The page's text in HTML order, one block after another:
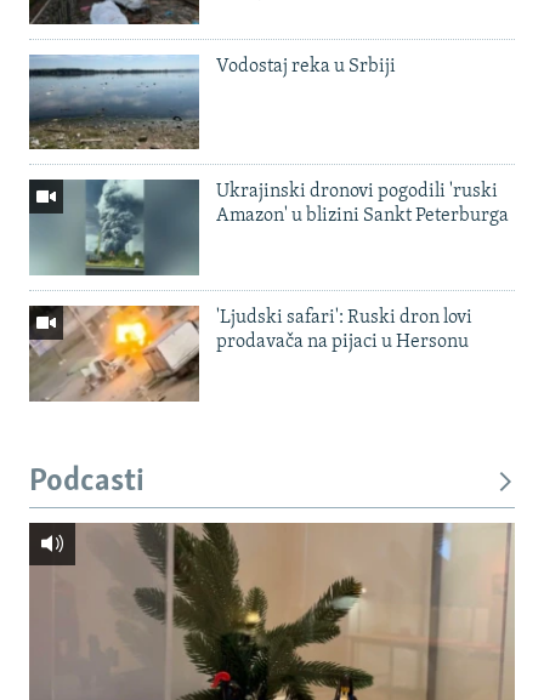
Vodostaj reka u Srbiji
Ukrajinski dronovi pogodili 'ruski
Amazon' u blizini Sankt Peterburga
'Ljudski safari': Ruski dron lovi
prodavača na pijaci u Hersonu
Podcasti